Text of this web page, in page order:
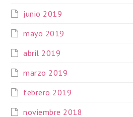
junio 2019
mayo 2019
abril 2019
marzo 2019
febrero 2019
noviembre 2018